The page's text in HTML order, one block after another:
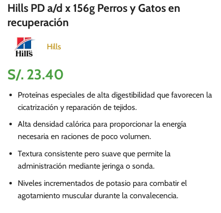
Hills PD a/d x 156g Perros y Gatos en
recuperación
Hills
S/. 23.40
Proteínas especiales de alta digestibilidad que favorecen la
cicatrización y reparación de tejidos.
Alta densidad calórica para proporcionar la energía
necesaria en raciones de poco volumen.
Textura consistente pero suave que permite la
administración mediante jeringa o sonda.
Niveles incrementados de potasio para combatir el
agotamiento muscular durante la convalecencia.